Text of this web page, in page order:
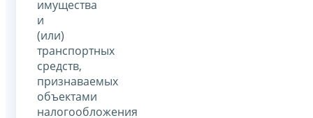
имущества
и
(или)
транспортных
средств,
признаваемых
объектами
налогообложения